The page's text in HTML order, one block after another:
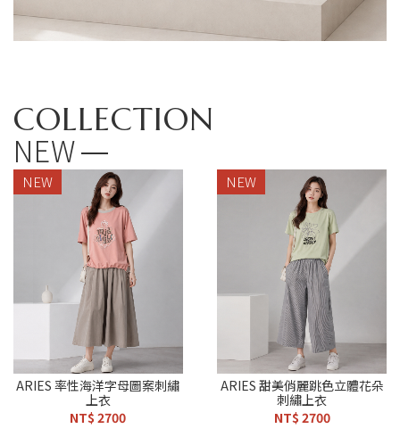
COLLECTION
NEW
NEW
ARIES 率性海洋字母圖案刺繡
上衣
NT$ 2700
NEW
ARIES 甜美俏麗跳色立體花朵
刺繡上衣
NT$ 2700